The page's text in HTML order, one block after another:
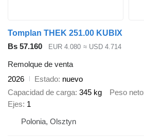
Tomplan THEK 251.00 KUBIX
Bs 57.160
EUR 4.080 ≈ USD 4.714
Remolque de venta
2026
Estado nuevo
Capacidad de carga 345 kg Peso neto
Ejes 1
Polonia, Olsztyn